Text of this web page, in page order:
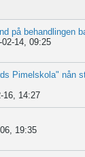
på behandlingen
02-14, 09:25
Pimelskola" nån
16, 14:27
19:35